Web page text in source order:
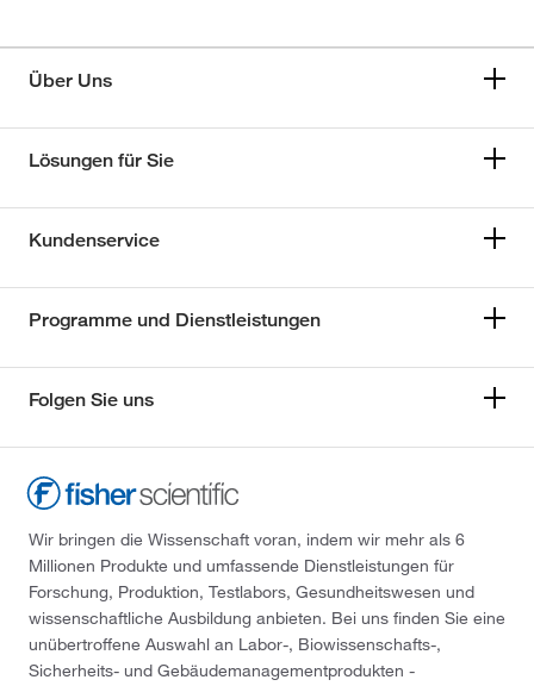
Über Uns
Lösungen für Sie
Kundenservice
Programme und Dienstleistungen
Folgen Sie uns
Wir bringen die Wissenschaft voran, indem wir mehr als 6
Millionen Produkte und umfassende Dienstleistungen für
Forschung, Produktion, Testlabors, Gesundheitswesen und
wissenschaftliche Ausbildung anbieten. Bei uns finden Sie eine
unübertroffene Auswahl an Labor-, Biowissenschafts-,
Sicherheits- und Gebäudemanagementprodukten -